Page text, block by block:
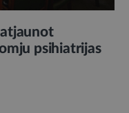
psihiatrijas